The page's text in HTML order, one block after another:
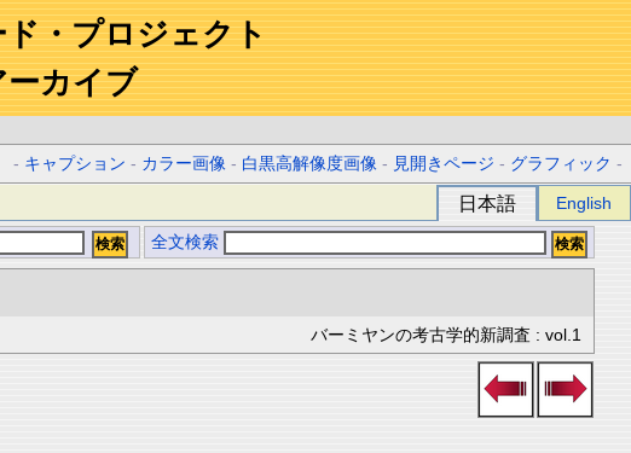
・プロジェクト
ーカイブ
- キャプション - カラー画像 - 白黒高解像度画像 - 見開きページ - グラフィック -
日本語 English
全文検索
バーミヤンの考古学的新調査 : vol.1